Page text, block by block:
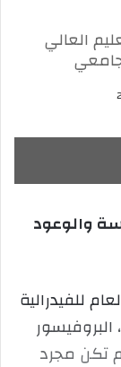
العالي
والوعود
للفيدرالية
تكن مجرد